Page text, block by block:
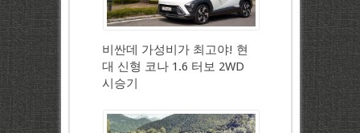
비싼데 가성비가 최고야! 현
대 신형 코나 1.6 터보 2WD
시승기